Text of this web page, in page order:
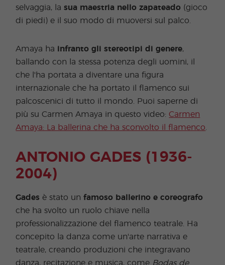
selvaggia, lasua maestria nello zapateado (gioco
di piedi) e il suo modo di muoversi sul palco.
Amaya ha infranto gli stereotipi di genere,
ballando con la stessa potenza degli uomini, il
che l'ha portata a diventare una figura
internazionale che ha portato il flamenco sui
palcoscenici di tutto il mondo. Puoi saperne di
più su Carmen Amaya in questo video:Carmen
Amaya: La ballerina che ha sconvolto il flamenco
ANTONIO GADES (1936-
2004)
Gades è stato unfamoso ballerino e coreografo
che ha svolto un ruolo chiave nella
professionalizzazione del flamenco teatrale. Ha
concepito la danza come un'arte narrativa e
teatrale, creando produzioni che integravano
danza, recitazione e musica, come Bodas de